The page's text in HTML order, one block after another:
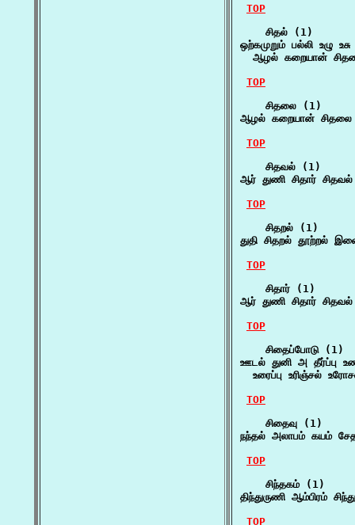
TOP
    சிதல் (1)
ஒற்கமுறும் பல்லி உழு
ஆழல் கறையான்
TOP
    சிதலை (1)
ஆழல் கறையான்
TOP
    சிதவல் (1)
ஆர் துணி சிதார்
TOP
    சிதறல் (1)
துதி சிதறல் தூற்றல்
TOP
    சிதார் (1)
ஆர் துணி சிதார்
TOP
    சிதைப்போடு (1)
ஊடல் துனி அ தீர்ப்பு
உரைப்பு உரிஞ்சல்
TOP
    சிதைவு (1)
நந்தல் அலாபம் கயம்
TOP
    சிந்தகம் (1)
திந்துருணி ஆம்பிரம்
TOP